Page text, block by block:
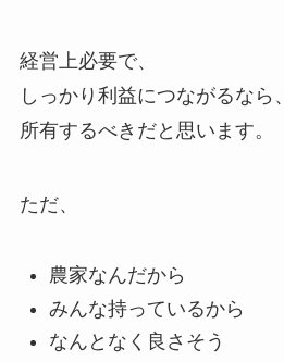
経営上必要で、
しっかり利益につながるなら、
所有するべきだと思います。
ただ、
農家なんだから
みんな持っているから
なんとなく良さそう